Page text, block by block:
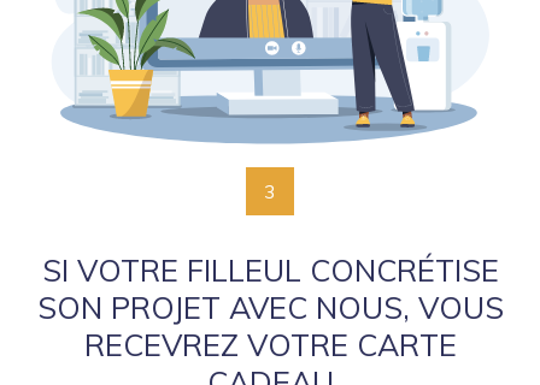
3
SI VOTRE FILLEUL CONCRÉTISE
SON PROJET AVEC NOUS, VOUS
RECEVREZ VOTRE CARTE